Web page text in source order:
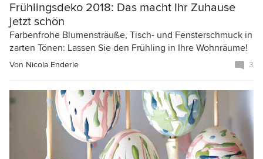
Frühlingsdeko 2018: Das macht Ihr Zuhause
jetzt schön
Farbenfrohe Blumensträuße, Tisch- und Fensterschmuck in
zarten Tönen: Lassen Sie den Frühling in Ihre Wohnräume!
Von Nicola Enderle 3